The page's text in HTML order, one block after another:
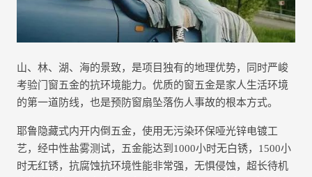
山、林、湖、海的景致，是项目独有的地理优势，同时严峻
考验门窗五金的抗环境能力。优质的窗五金是家人生活环境
的第一道防线，也是预防窗扇坠落伤人事故的根本方式。
耶鲁隐藏式内开内倒五金，使用无污染环保哑光锌电镀工
艺，经中性盐雾测试，五金能达到1000小时无白锈，1500小
时无红锈，抗腐蚀抗环境性能非常强，无惧侵蚀，超长待机